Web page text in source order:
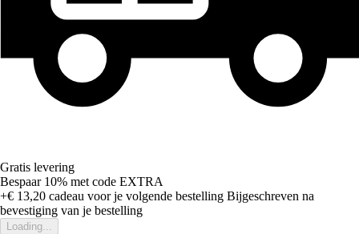
Gratis levering
Bespaar 10% met code EXTRA
+€ 13,20 cadeau voor je volgende bestelling Bijgeschreven na
bevestiging van je bestelling
Loading...